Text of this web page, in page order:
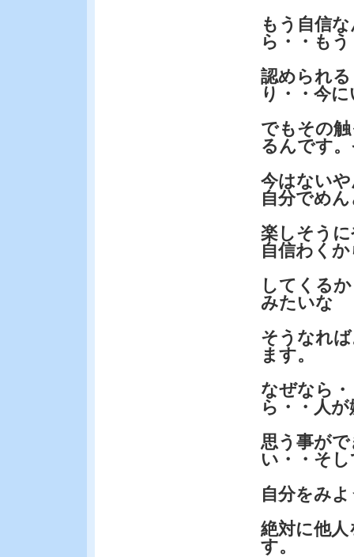
もう自信
ら・・もう
認められ
り・・今
でもその
るんです
今はない
自分でめ
楽しそう
自信わく
してくる
みたいな
そうなれ
ます。
なぜなら
ら・・人
思う事が
い・・そ
自分をみ
絶対に他
す。